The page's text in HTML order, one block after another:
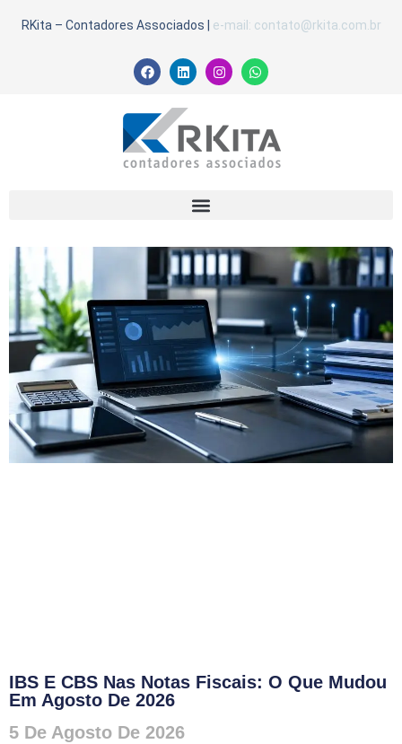
RKita – Contadores Associados e-mail: contato@rkita.com.br
IBS E CBS Nas Notas Fiscais: O Que Mudou
Em Agosto De 2026
5 De Agosto De 2026